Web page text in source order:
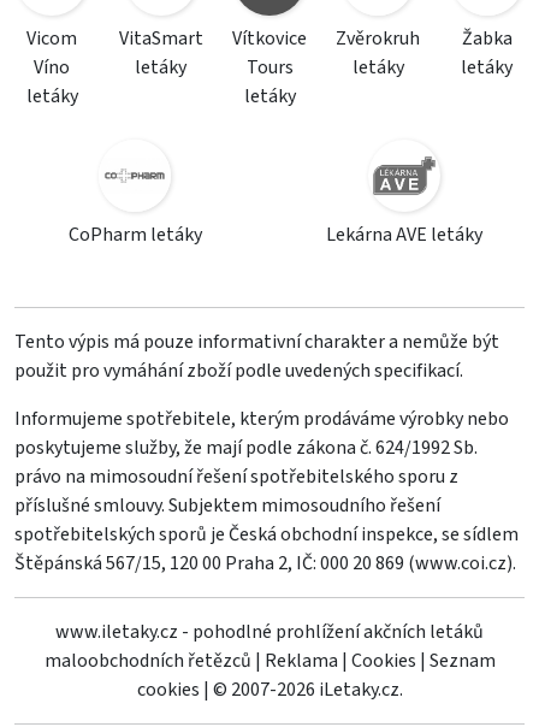
Vicom
Víno
letáky
VitaSmart
letáky
Vítkovice
Tours
letáky
Zvěrokruh
letáky
Žabka
letáky
CoPharm letáky Lekárna AVE letáky
Tento výpis má pouze informativní charakter a nemůže být
použit pro vymáhání zboží podle uvedených specifikací.
Informujeme spotřebitele, kterým prodáváme výrobky nebo
poskytujeme služby, že mají podle zákona č. 624/1992 Sb.
právo na mimosoudní řešení spotřebitelského sporu z
příslušné smlouvy. Subjektem mimosoudního řešení
spotřebitelských sporů je Česká obchodní inspekce, se sídlem
Štěpánská 567/15, 120 00 Praha 2, IČ: 000 20 869 (www.coi.cz).
www.iletaky.cz - pohodlné prohlížení akčních letáků
maloobchodních řetězců | Reklama | Cookies | Seznam
cookies | © 2007-2026 iLetaky.cz.